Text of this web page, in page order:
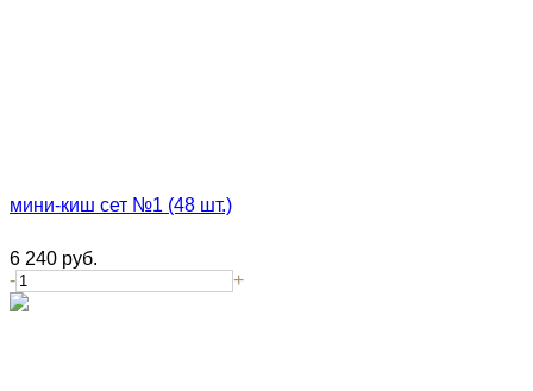
мини-киш сет №1 (48 шт.)
6 240 руб.
-
+